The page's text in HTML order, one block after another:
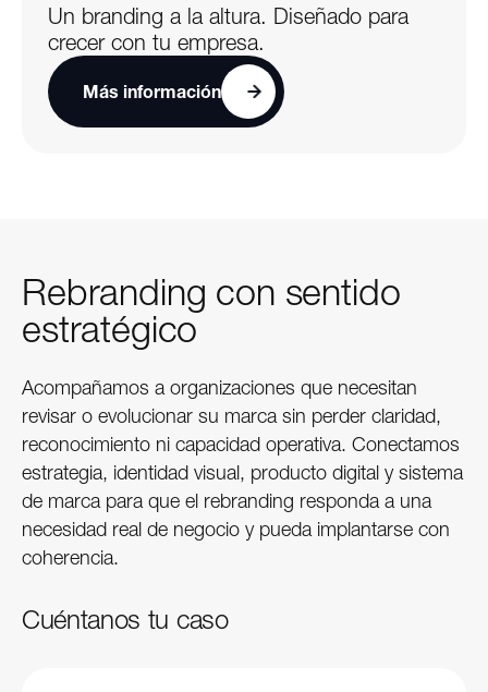
Un branding a la altura. Diseñado para
crecer con tu empresa.
Más información
Rebranding con sentido
estratégico
Acompañamos a organizaciones que necesitan
revisar o evolucionar su marca sin perder claridad,
reconocimiento ni capacidad operativa. Conectamos
estrategia, identidad visual, producto digital y sistema
de marca para que el rebranding responda a una
necesidad real de negocio y pueda implantarse con
coherencia.
Cuéntanos tu caso